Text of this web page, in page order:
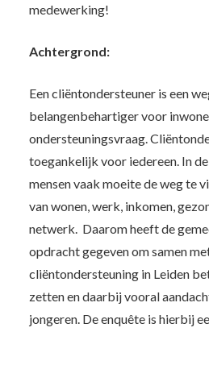
medewerking!
Achtergrond:
Een cliëntondersteuner is een
belangenbehartiger voor
ondersteuningsvraag.
toegankelijk voor iedereen. In
mensen vaak moeite de weg te
van wonen, werk, inkomen,
netwerk. Daarom heeft de
opdracht gegeven om samen
cliëntondersteuning in Leiden
zetten en daarbij vooral
jongeren. De enquête is hierbij